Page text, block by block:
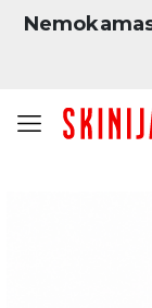
Pagrindinis